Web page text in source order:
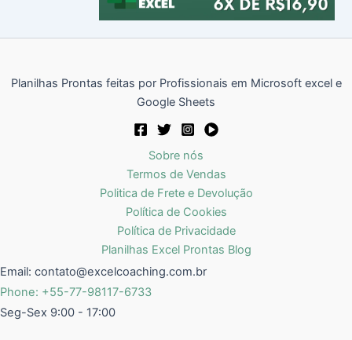
Planilhas Prontas feitas por Profissionais em Microsoft excel e
Google Sheets
Sobre nós
Termos de Vendas
Politica de Frete e Devolução
Política de Cookies
Política de Privacidade
Planilhas Excel Prontas Blog
Email: contato@excelcoaching.com.br
Phone: +55-77-98117-6733
Seg-Sex 9:00 - 17:00